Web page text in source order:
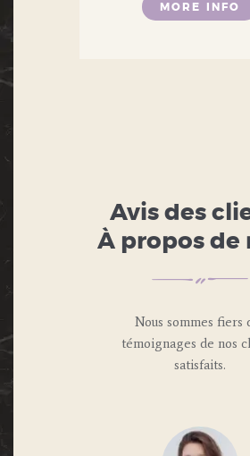
MORE INFO
Avis des
À propos de
Nous sommes fiers
témoignages de nos
satisfaits.